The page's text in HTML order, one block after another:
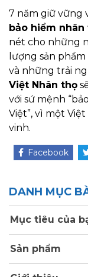
7 năm giữ vững
bảo hiểm nhân
nét cho những
lượng sản
và những trải
Việt Nhân thọ
với sứ mệnh
Việt”, vì một
vinh.
Facebook
DANH MỤC
Mục tiêu của
Sản phẩm